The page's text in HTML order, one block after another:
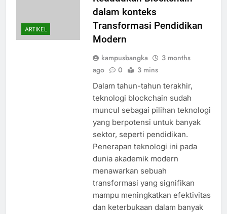
ARTIKEL
dalam konteks
Transformasi Pendidikan
Modern
kampusbangka
3 months
ago
0 3 mins
Dalam tahun-tahun terakhir,
teknologi blockchain sudah
muncul sebagai pilihan teknologi
yang berpotensi untuk banyak
sektor, seperti pendidikan.
Penerapan teknologi ini pada
dunia akademik modern
menawarkan sebuah
transformasi yang signifikan
mampu meningkatkan efektivitas
dan keterbukaan dalam banyak